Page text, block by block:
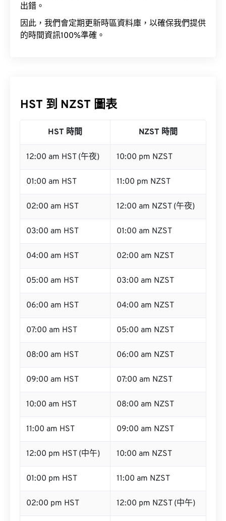
出錯。
因此，我們會定期更新時區資料庫，以確保我們提供
的時間資訊100%準確。
HST 到 NZST 圖表
HST 時間 NZST 時間
12:00 am HST (午夜) 10:00 pm NZST
01:00 am HST 11:00 pm NZST
02:00 am HST 12:00 am NZST (午夜)
03:00 am HST 01:00 am NZST
04:00 am HST 02:00 am NZST
05:00 am HST 03:00 am NZST
06:00 am HST 04:00 am NZST
07:00 am HST 05:00 am NZST
08:00 am HST 06:00 am NZST
09:00 am HST 07:00 am NZST
10:00 am HST 08:00 am NZST
11:00 am HST 09:00 am NZST
12:00 pm HST (中午) 10:00 am NZST
01:00 pm HST 11:00 am NZST
02:00 pm HST 12:00 pm NZST (中午)